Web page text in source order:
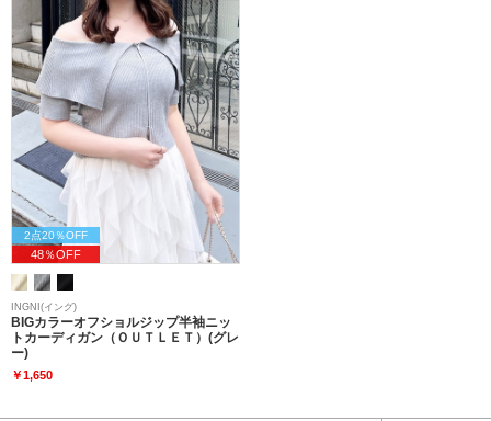
2点20％OFF
48％OFF
INGNI(イング)
BIGカラーオフショルジップ半袖ニッ
トカーディガン（ＯＵＴＬＥＴ）(グレ
ー)
￥1,650